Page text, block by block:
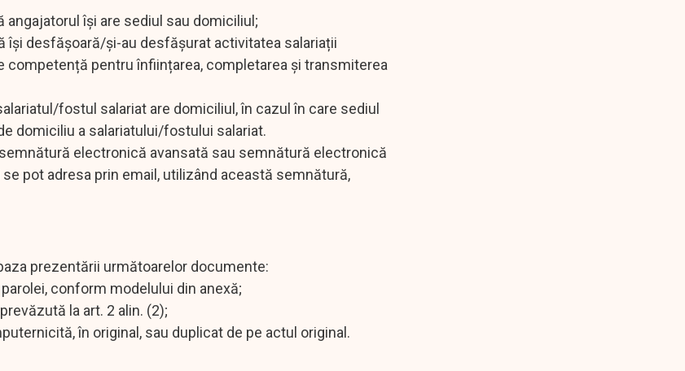
își are sediul sau domiciliul;
își desfășoară/și-au desfășurat activitatea salariații
pentru înființarea, completarea și transmiterea
fostul salariat are domiciliul, în cazul în care sediul
domiciliu a salariatului/fostului salariat.
electronică avansată sau semnătură electronică
pot adresa prin email, utilizând această semnătură,
prezentării următoarelor documente:
conform modelului din anexă;
la art. 2 alin. (2);
în original, sau duplicat de pe actul original.